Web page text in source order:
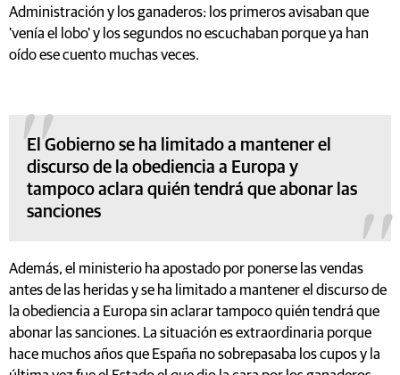
Administración y los ganaderos: los primeros avisaban que
'venía el lobo' y los segundos no escuchaban porque ya han
oído ese cuento muchas veces.
El Gobierno se ha limitado a mantener el
discurso de la obediencia a Europa y
tampoco aclara quién tendrá que abonar las
sanciones
Además, el ministerio ha apostado por ponerse las vendas
antes de las heridas y se ha limitado a mantener el discurso de
la obediencia a Europa sin aclarar tampoco quién tendrá que
abonar las sanciones. La situación es extraordinaria porque
hace muchos años que España no sobrepasaba los cupos y la